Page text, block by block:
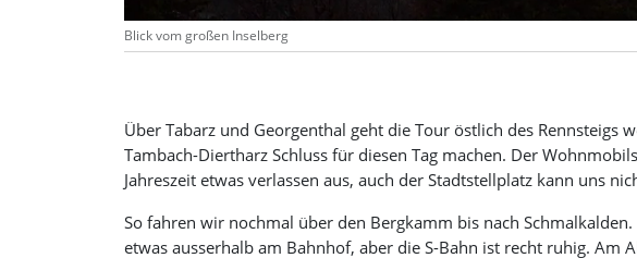
Blick vom großen Inselberg
Über Tabarz und Georgenthal geht die Tour östlich des Rennsteigs
Tambach-Diertharz Schluss für diesen Tag machen. Der
Jahreszeit etwas verlassen aus, auch der Stadtstellplatz kann uns
So fahren wir nochmal über den Bergkamm bis nach
etwas ausserhalb am Bahnhof, aber die S-Bahn ist recht ruhig. Am